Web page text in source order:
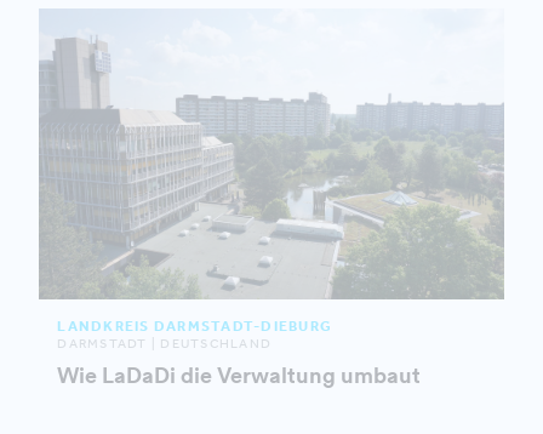
LANDKREIS DARMSTADT-DIEBURG
DARMSTADT | DEUTSCHLAND
Wie LaDaDi die Verwaltung umbaut